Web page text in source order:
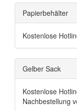
Papierbehälter
Kostenlose
Gelber Sack
Kostenlose
Nachbestellung